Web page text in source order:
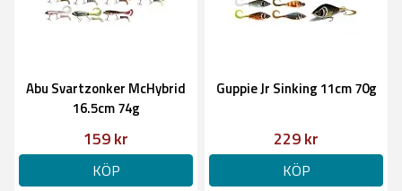
Abu Svartzonker McHybrid
16.5cm 74g
159 kr
KÖP
Guppie Jr Sinking 11cm 70g
229 kr
KÖP